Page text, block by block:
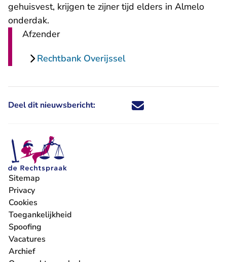
gehuisvest, krijgen te zijner tijd elders in Almelo
onderdak.
Afzender
Rechtbank Overijssel
Deel dit nieuwsbericht: Deel dit nieuwsbericht via X -
Deel dit nieuwsbericht via
Deel dit nieuwsbericht
Deel dit
Sitemap
Privacy
Cookies
Toegankelijkheid
Spoofing
Vacatures
- U verlaat Rechtspraak.nl
Archief